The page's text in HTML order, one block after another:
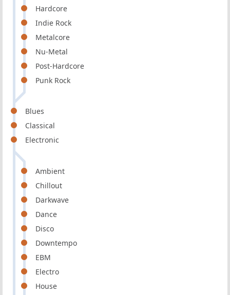
Hardcore
Indie Rock
Metalcore
Nu-Metal
Post-Hardcore
Punk Rock
Blues
Classical
Electronic
Ambient
Chillout
Darkwave
Dance
Disco
Downtempo
EBM
Electro
House